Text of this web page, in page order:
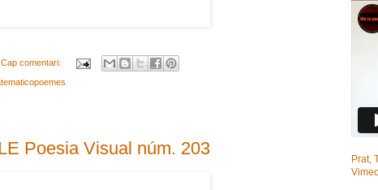
Cap comentari:
Poesia Visual núm. 203
Prat,